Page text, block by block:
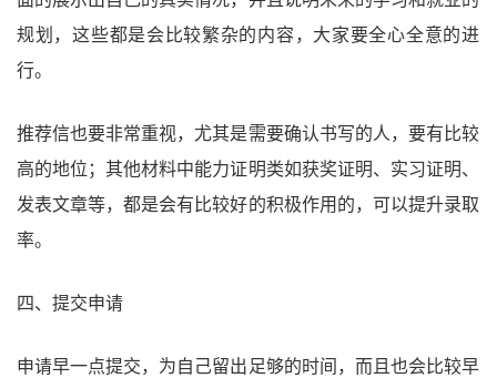
规划，这些都是会比较繁杂的内容，大家要全心全意的进
行。
推荐信也要非常重视，尤其是需要确认书写的人，要有比较
高的地位；其他材料中能力证明类如获奖证明、实习证明、
发表文章等，都是会有比较好的积极作用的，可以提升录取
率。
四、提交申请
申请早一点提交，为自己留出足够的时间，而且也会比较早